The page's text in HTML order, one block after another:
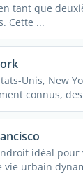
tant que
Cette ...
Unis, New
connus,
idéal pour
vie urbain